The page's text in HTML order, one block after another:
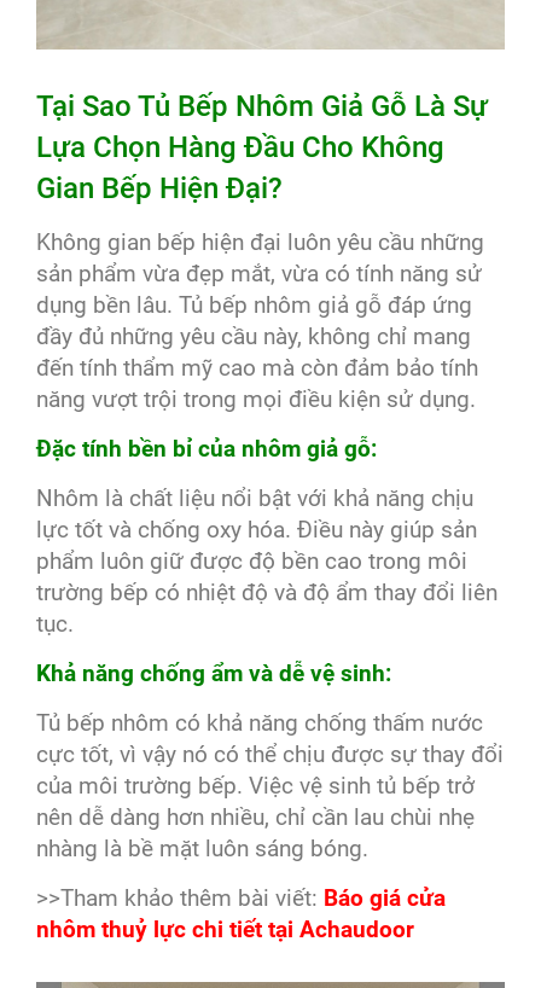
Tại Sao Tủ Bếp Nhôm Giả Gỗ Là Sự
Lựa Chọn Hàng Đầu Cho Không
Gian Bếp Hiện Đại?
Không gian bếp hiện đại luôn yêu cầu những
sản phẩm vừa đẹp mắt, vừa có tính năng sử
dụng bền lâu. Tủ bếp nhôm giả gỗ đáp ứng
đầy đủ những yêu cầu này, không chỉ mang
đến tính thẩm mỹ cao mà còn đảm bảo tính
năng vượt trội trong mọi điều kiện sử dụng.
Đặc tính bền bỉ của nhôm giả gỗ:
Nhôm là chất liệu nổi bật với khả năng chịu
lực tốt và chống oxy hóa. Điều này giúp sản
phẩm luôn giữ được độ bền cao trong môi
trường bếp có nhiệt độ và độ ẩm thay đổi liên
tục.
Khả năng chống ẩm và dễ vệ sinh:
Tủ bếp nhôm có khả năng chống thấm nước
cực tốt, vì vậy nó có thể chịu được sự thay đổi
của môi trường bếp. Việc vệ sinh tủ bếp trở
nên dễ dàng hơn nhiều, chỉ cần lau chùi nhẹ
nhàng là bề mặt luôn sáng bóng.
>>Tham khảo thêm bài viết: Báo giá cửa
nhôm thuỷ lực chi tiết tại Achaudoor